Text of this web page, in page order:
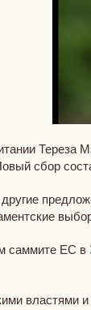
Тереза
сбор
ЕС в
властями